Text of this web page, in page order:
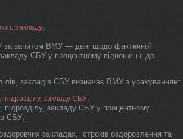
закладу;
за запитом ВМУ — дані щодо фактичної
закладу СБУ у процентному відношенні до
закладів СБУ визначає ВМУ з урахуванням:
підрозділу, закладу СБУ;
підрозділу, закладу СБУ у процентному
СБУ;
закладах, строків оздоровлення та